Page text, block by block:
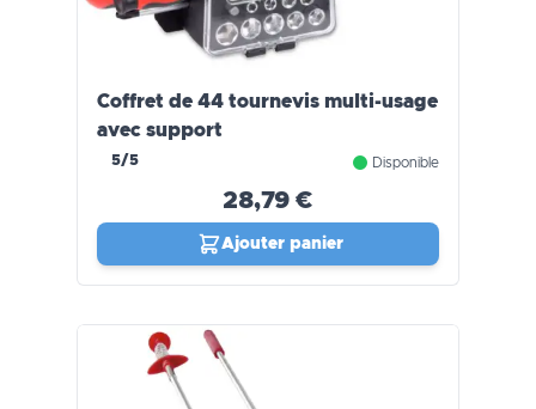
Coffret de 44 tournevis multi-usage
avec support
5/5 Disponible
28,79 €
Ajouter panier